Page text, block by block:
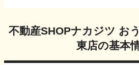
不動産SHOPナカジツ お
東店の基本